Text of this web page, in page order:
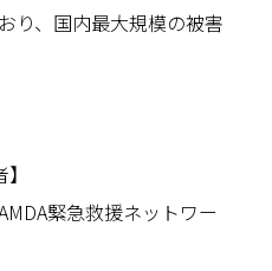
り、国内最大規模の被害
緊急救援ネットワー